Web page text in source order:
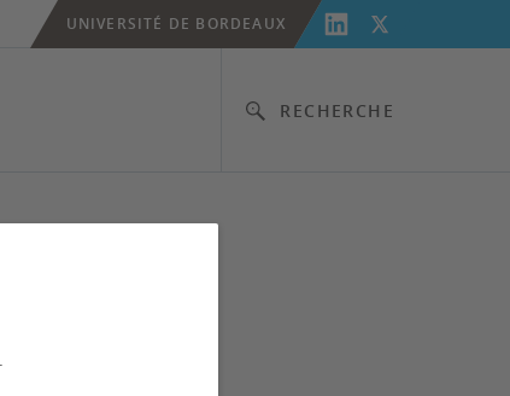
RECHERCHE
UNIVERSITÉ DE BORDEAUX